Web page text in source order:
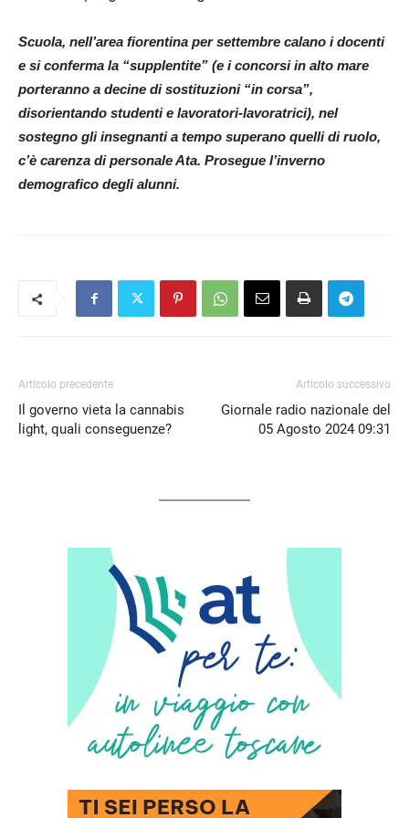
LINK
EMBED
Scuola, nell’area fiorentina per settembre calano i docenti
e si conferma la “supplentite” (e i concorsi in alto mare
porteranno a decine di sostituzioni “in corsa”,
disorientando studenti e lavoratori-lavoratrici), nel
sostegno gli insegnanti a tempo superano quelli di ruolo,
c’è carenza di personale Ata. Prosegue l’inverno
demografico degli alunni.
Articolo precedente
Il governo vieta la cannabis
light, quali conseguenze?
Articolo successivo
Giornale radio nazionale del
05 Agosto 2024 09:31